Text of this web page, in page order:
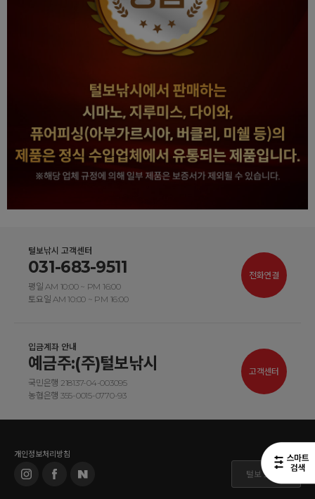
털보낚시 고객센터
031-683-9511
평일 AM 10:00 ~ PM 16:00
토요일 AM 10:00 ~ PM 16:00
전화연결
입금계좌 안내
예금주:(주)털보낚시
국민은행 218137-04-003095
농협은행 355-0015-0770-93
고객센터
개인정보처리방침
털보 도매몰